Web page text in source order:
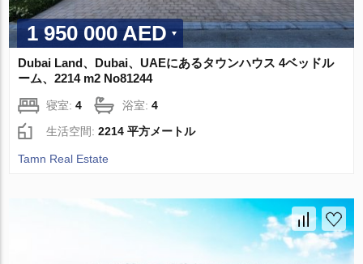
1 950 000 AED
Dubai Land、Dubai、UAEにあるタウンハウス 4ベッドル
ーム、2214 m2 No81244
寝室:4 浴室:4
生活空間:2214 平方メートル
Tamn Real Estate